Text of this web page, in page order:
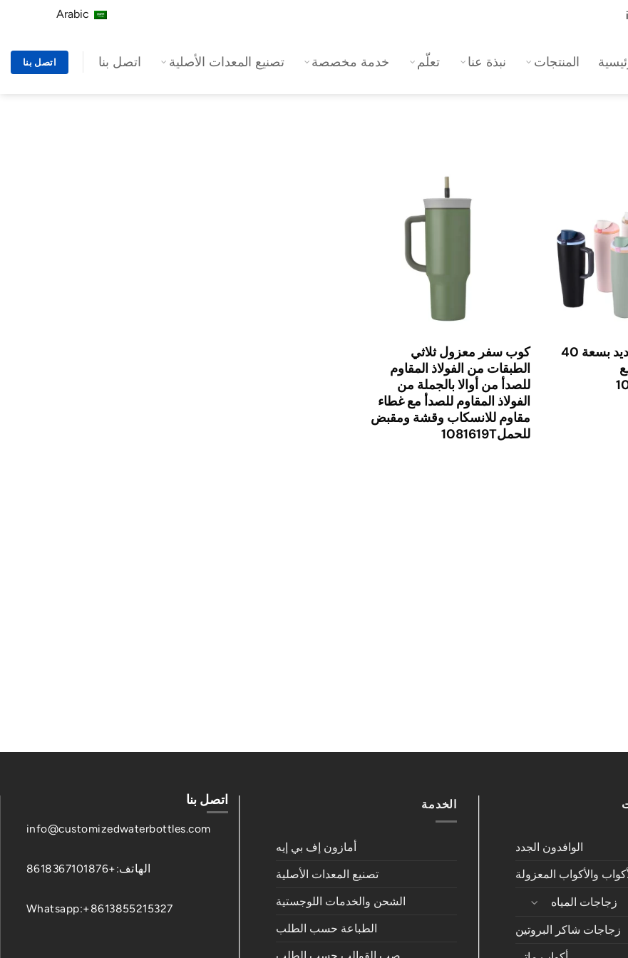
المنتجات نبذة عنا تعلّم خدمة مخصصة تصنيع المعدات الأصلية اتصل بنا اتصل بنا
كوب ماء أوالا جديد بسعة 40
كوب سفر معزول ثلاثي
الطبقات من الفولاذ المقاوم
للصدأ من أوالا بالجملة من
الفولاذ المقاوم للصدأ مع غطاء
مقاوم للانسكاب وقشة ومقبض
للحمل1081619T
الوافدون الجدد
والأكواب المعزولة
زجاجات المياه
زجاجات شاكر البروتين
الخدمة
أمازون إف بي إيه
تصنيع المعدات الأصلية
الشحن والخدمات اللوجستية
الطباعة حسب الطلب
اتصل بنا
info@customizedwaterbottles.com
الهاتف:+8618367101876
Whatsapp:+8613855215327